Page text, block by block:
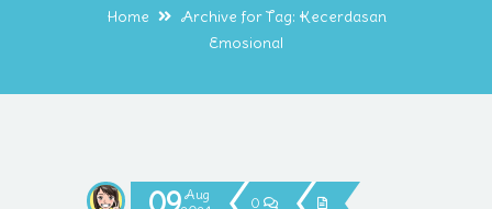
Home
Archive for Tag: Kecerdasan
Emosional
Aug
0